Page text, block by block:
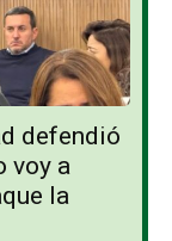
defendió
voy a
la